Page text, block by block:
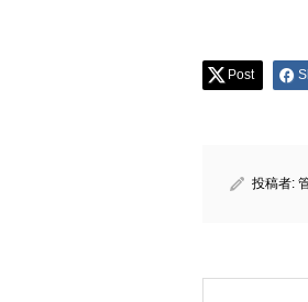
Post
投稿者: